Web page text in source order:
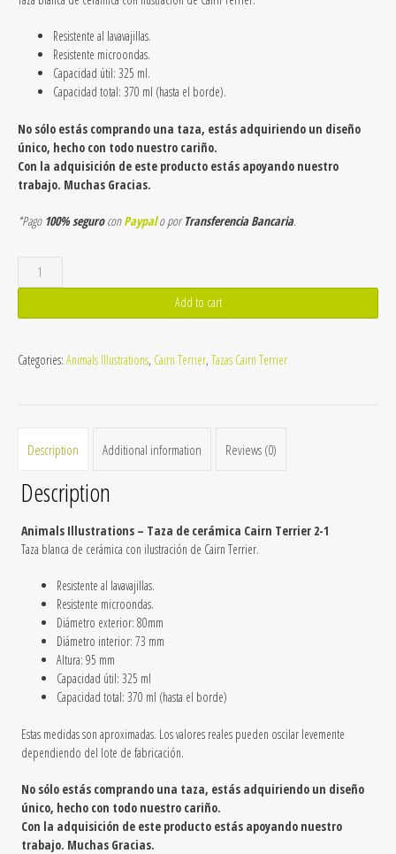
Resistente al lavavajillas.
Resistente microondas.
Capacidad útil: 325 ml.
Capacidad total: 370 ml (hasta el borde).
No sólo estás comprando una taza, estás adquiriendo un diseño
único, hecho con todo nuestro cariño.
Con la adquisición de este producto estás apoyando nuestro
trabajo. Muchas Gracias.
*Pago 100% seguroconPaypalo porTransferencia Bancaria.
de
Cairn
2-
Add to cart
Categories: Animals Illustrations, Cairn Terrier, Tazas Cairn Terrier
Description Additional information Reviews (0)
Description
Animals Illustrations – Taza de cerámica Cairn Terrier 2-1
Taza blanca de cerámica con ilustración de Cairn Terrier.
Resistente al lavavajillas.
Resistente microondas.
Diámetro exterior: 80mm
Diámetro interior: 73 mm
Altura: 95 mm
Capacidad útil: 325 ml
Capacidad total: 370 ml (hasta el borde)
Estas medidas son aproximadas. Los valores reales pueden oscilar levemente
dependiendo del lote de fabricación.
No sólo estás comprando una taza, estás adquiriendo un diseño
único, hecho con todo nuestro cariño.
Con la adquisición de este producto estás apoyando nuestro
trabajo. Muchas Gracias.